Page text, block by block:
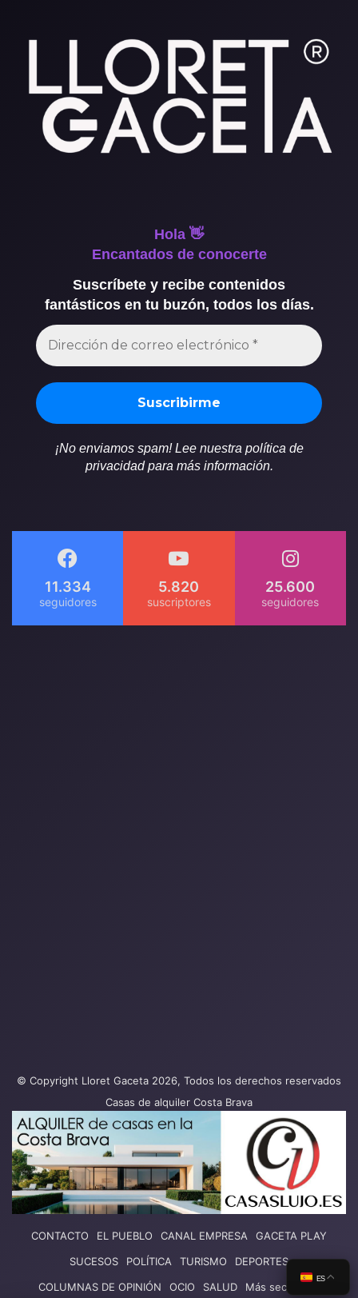
Hola 👋
Encantados de conocerte
Suscríbete y recibe contenidos
fantásticos en tu buzón, todos los días.
¡No enviamos spam! Lee nuestra política de
privacidad para más información.
11.334 5.820 25.600
© Copyright Lloret Gaceta 2026, Todos los derechos reservados
Casas de alquiler Costa Brava
CONTACTO EL PUEBLO CANAL EMPRESA
GACETA PLAY
SUCESOS
POLÍTICA TURISMO
DEPORTES
COLUMNAS DE OPINIÓN
OCIO SALUD Más secciones
ES